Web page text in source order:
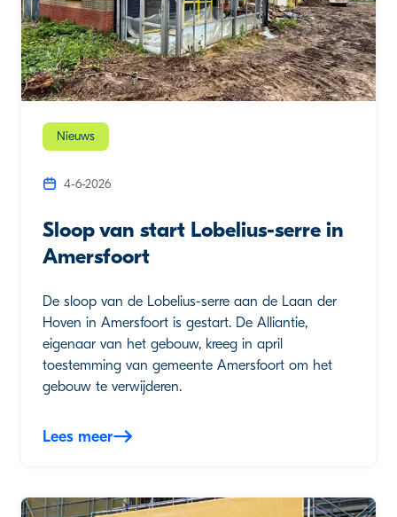
Nieuws
4-6-2026
Sloop van start Lobelius-serre in
Amersfoort
De sloop van de Lobelius-serre aan de Laan der
Hoven in Amersfoort is gestart. De Alliantie,
eigenaar van het gebouw, kreeg in april
toestemming van gemeente Amersfoort om het
gebouw te verwijderen.
Lees meer